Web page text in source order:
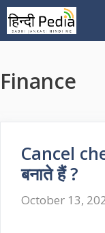
Skip
to
content
Finance
Cancel
बनाते हैं ?
October 13,